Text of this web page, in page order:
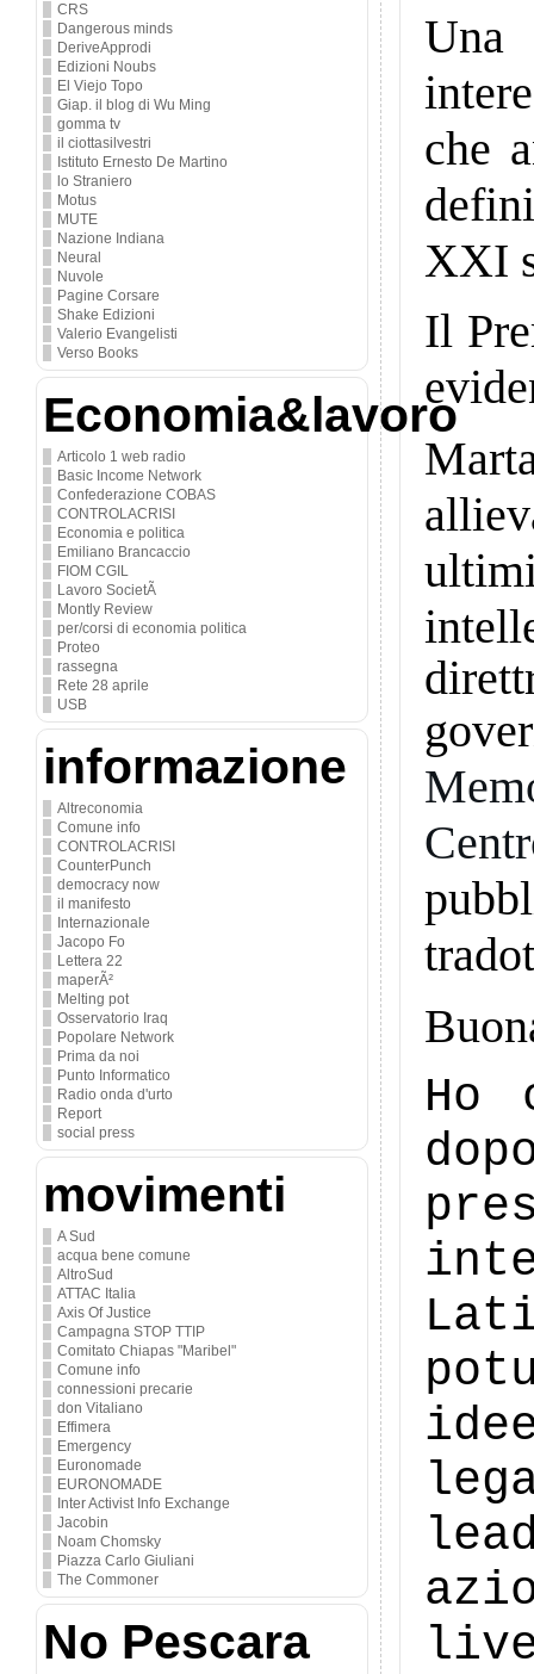
CRS
Dangerous minds
DeriveApprodi
Edizioni Noubs
El Viejo Topo
Giap. il blog di Wu Ming
gomma tv
il ciottasilvestri
Istituto Ernesto De Martino
lo Straniero
Motus
MUTE
Nazione Indiana
Neural
Nuvole
Pagine Corsare
Shake Edizioni
Valerio Evangelisti
Verso Books
Economia&lavoro
Articolo 1 web radio
Basic Income Network
Confederazione COBAS
CONTROLACRISI
Economia e politica
Emiliano Brancaccio
FIOM CGIL
Lavoro SocietÃ
Montly Review
per/corsi di economia politica
Proteo
rassegna
Rete 28 aprile
USB
informazione
Altreconomia
Comune info
CONTROLACRISI
CounterPunch
democracy now
il manifesto
Internazionale
Jacopo Fo
Lettera 22
maperÃ²
Melting pot
Osservatorio Iraq
Popolare Network
Prima da noi
Punto Informatico
Radio onda d'urto
Report
social press
movimenti
A Sud
acqua bene comune
AltroSud
ATTAC Italia
Axis Of Justice
Campagna STOP TTIP
Comitato Chiapas "Maribel"
Comune info
connessioni precarie
don Vitaliano
Effimera
Emergency
Euronomade
EURONOMADE
Inter Activist Info Exchange
Jacobin
Noam Chomsky
Piazza Carlo Giuliani
The Commoner
No Pescara
che
XXI
Il
Ho